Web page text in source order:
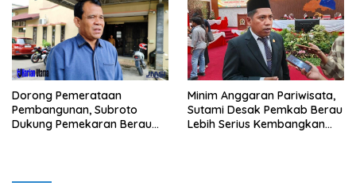
Dorong Pemerataan
Pembangunan, Subroto
Dukung Pemekaran Berau
Minim Anggaran Pariwisata,
Sutami Desak Pemkab Berau
Lebih Serius Kembangkan